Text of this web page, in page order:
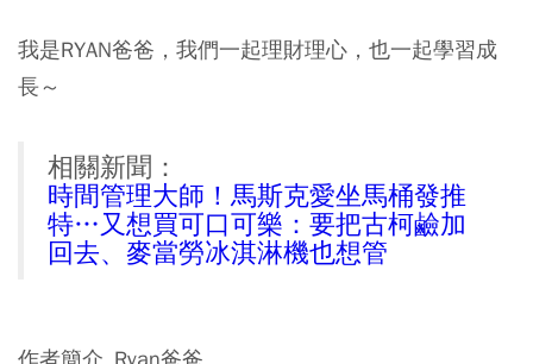
我是RYAN爸爸，我們一起理財理心，也一起學習成
長～
相關新聞：
時間管理大師！馬斯克愛坐馬桶發推
特…又想買可口可樂：要把古柯鹼加
回去、麥當勞冰淇淋機也想管
作者簡介_Ryan爸爸